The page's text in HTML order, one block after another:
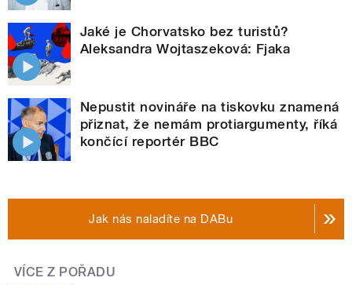
Jaké je Chorvatsko bez turistů?
Aleksandra Wojtaszeková: Fjaka
Nepustit novináře na tiskovku znamená
přiznat, že nemám protiargumenty, říká
končící reportér BBC
Jak nás naladíte na DABu
VÍCE Z POŘADU